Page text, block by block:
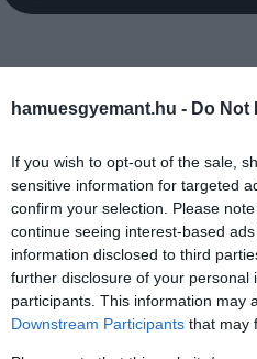
hamuesgyemant.hu - Do Not
If you wish to opt-out of the sale,
sensitive information for targeted
confirm your selection. Please
continue seeing interest-based
information disclosed to third
further disclosure of your personal
participants. This information may
Downstream Participants that may